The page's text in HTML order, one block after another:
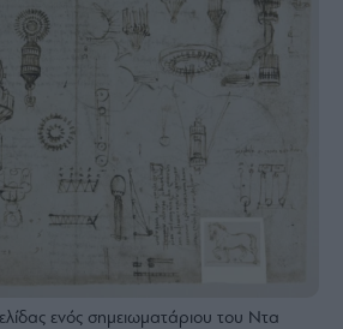
ενός σημειωματάριου του Ντα